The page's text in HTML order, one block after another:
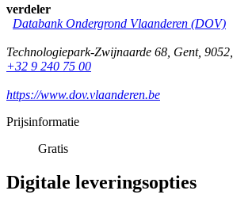
verdeler
Databank Ondergrond Vlaanderen (DOV)
Technologiepark-Zwijnaarde 68, Gent, 9052,
+32 9 240 75 00
https://www.dov.vlaanderen.be
Prijsinformatie
Gratis
Digitale leveringsopties